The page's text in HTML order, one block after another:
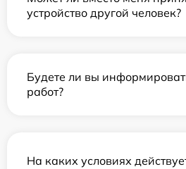
устройство другой человек?
Будете ли вы
работ?
На каких условиях